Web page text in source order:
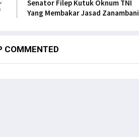
Senator Filep Kutuk Oknum TNI
Yang Membakar Jasad Zanambani
COMMENTED